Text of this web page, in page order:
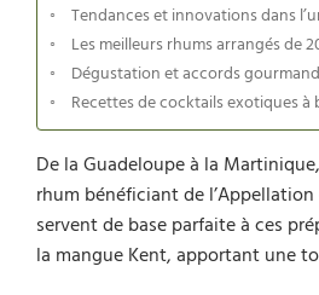
Tendances et innovations dans
Les meilleurs rhums arrangés de
Dégustation et accords
Recettes de cocktails exotiques
De la Guadeloupe à la
rhum bénéficiant de
servent de base parfaite à ces
la mangue Kent, apportant une